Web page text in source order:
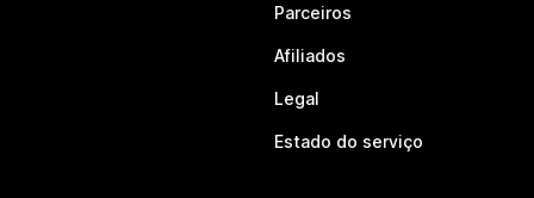
Parceiros
Afiliados
Legal
Estado do serviço